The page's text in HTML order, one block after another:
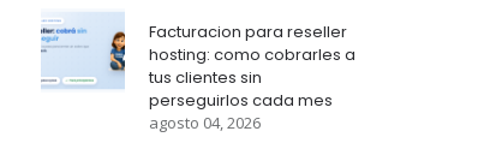
Facturacion para reseller
hosting: como cobrarles a
tus clientes sin
perseguirlos cada mes
agosto 04, 2026